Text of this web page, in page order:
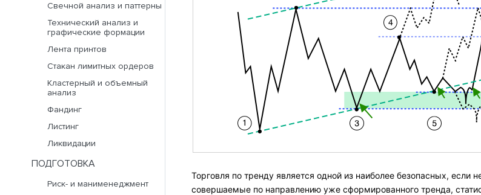
Свечной анализ и паттерны
Технический анализ и
графические формации
Лента принтов
Стакан лимитных ордеров
Кластерный и объемный
анализ
Фандинг
Листинг
Ликвидации
ПОДГОТОВКА
Риск- и манименеджмент
Торговля по тренду является одной из наиболее безопасных, если
совершаемые по направлению уже сформированного тренда,